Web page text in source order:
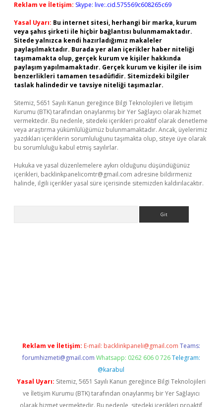
Reklam ve İletişim: Skype: live:.cid.575569c608265c69
Yasal Uyarı: Bu internet sitesi, herhangi bir marka, kurum
veya şahıs şirketi ile hiçbir bağlantısı bulunmamaktadır.
Sitede yalnızca kendi hazırladığımız makaleler
paylaşılmaktadır. Burada yer alan içerikler haber niteliği
taşımamakta olup, gerçek kurum ve kişiler hakkında
paylaşım yapılmamaktadır. Gerçek kurum ve kişiler ile isim
benzerlikleri tamamen tesadüfidir. Sitemizdeki bilgiler
taslak halindedir ve tavsiye niteliği taşımazlar.
Sitemiz, 5651 Sayılı Kanun gereğince Bilgi Teknolojileri ve İletişim
Kurumu (BTK) tarafından onaylanmış bir Yer Sağlayıcı olarak hizmet
vermektedir. Bu nedenle, sitedeki içerikleri proaktif olarak denetleme
veya araştırma yükümlülüğümüz bulunmamaktadır. Ancak, üyelerimiz
yazdıkları içeriklerin sorumluluğunu taşımakta olup, siteye üye olarak
bu sorumluluğu kabul etmiş sayılırlar.
Hukuka ve yasal düzenlemelere aykırı olduğunu düşündüğünüz
içerikleri, backlinkpanelicomtr@gmail.com adresine bildirmeniz
halinde, ilgili içerikler yasal süre içerisinde sitemizden kaldırılacaktır.
Reklam ve İletişim: E-mail: backlinkpaneli@gmail.com Teams:
forumhizmeti@gmail.com Whatsapp: 0262 606 0 726 Telegram:
@karabul
Yasal Uyarı: Sitemiz, 5651 Sayılı Kanun gereğince Bilgi Teknolojileri
ve İletişim Kurumu (BTK) tarafından onaylanmış bir Yer Sağlayıcı
olarak hizmet vermektedir. Bu nedenle, sitedeki içerikleri proaktif